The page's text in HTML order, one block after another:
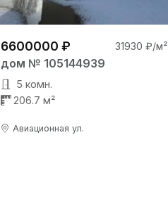
6600000 ₽ 31930 ₽/м²
дом № 105144939
5 комн.
206.7 м²
Авиационная ул.